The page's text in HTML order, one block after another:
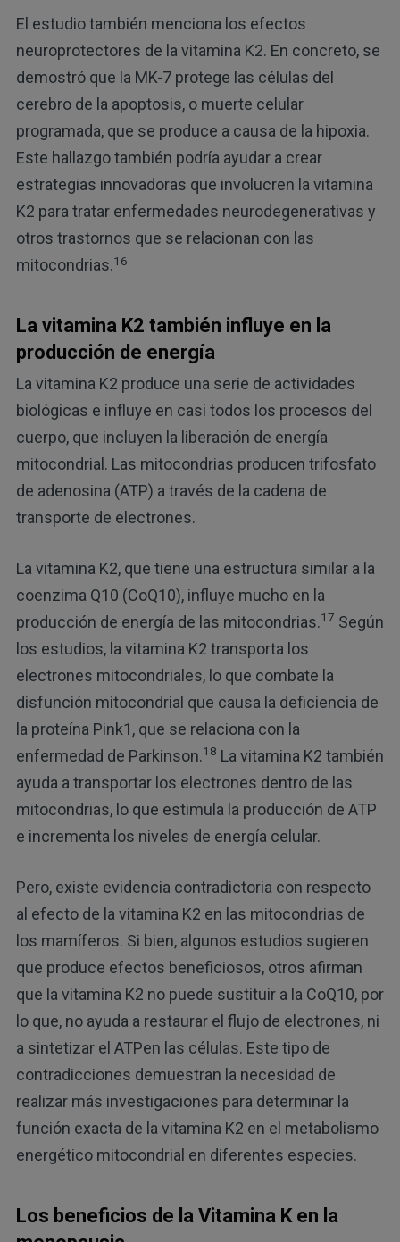
El estudio también menciona los efectos
neuroprotectores de la vitamina K2. En concreto, se
demostró que la MK-7 protege las células del
cerebro de la apoptosis, o muerte celular
programada, que se produce a causa de la hipoxia.
Este hallazgo también podría ayudar a crear
estrategias innovadoras que involucren la vitamina
K2 para tratar enfermedades neurodegenerativas y
otros trastornos que se relacionan con las
mitocondrias.16
La vitamina K2 también influye en la
producción de energía
La vitamina K2 produce una serie de actividades
biológicas e influye en casi todos los procesos del
cuerpo, que incluyen la liberación de energía
mitocondrial. Las mitocondrias producen trifosfato
de adenosina (ATP) a través de la cadena de
transporte de electrones.
La vitamina K2, que tiene una estructura similar a la
coenzima Q10 (CoQ10), influye mucho en la
producción de energía de las mitocondrias.17 Según
los estudios, la vitamina K2 transporta los
electrones mitocondriales, lo que combate la
disfunción mitocondrial que causa la deficiencia de
la proteína Pink1, que se relaciona con la
enfermedad de Parkinson.18 La vitamina K2 también
ayuda a transportar los electrones dentro de las
mitocondrias, lo que estimula la producción de ATP
e incrementa los niveles de energía celular.
Pero, existe evidencia contradictoria con respecto
al efecto de la vitamina K2 en las mitocondrias de
los mamíferos. Si bien, algunos estudios sugieren
que produce efectos beneficiosos, otros afirman
que la vitamina K2 no puede sustituir a la CoQ10, por
lo que, no ayuda a restaurar el flujo de electrones, ni
a sintetizar el ATPen las células. Este tipo de
contradicciones demuestran la necesidad de
realizar más investigaciones para determinar la
función exacta de la vitamina K2 en el metabolismo
energético mitocondrial en diferentes especies.
Los beneficios de la Vitamina K en la